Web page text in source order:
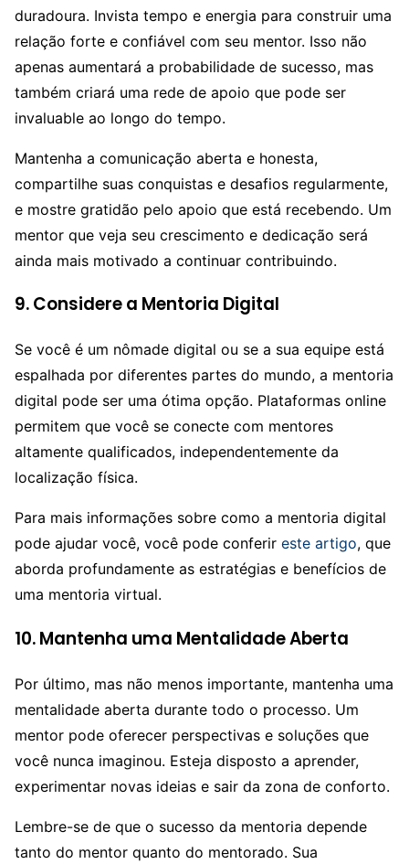
duradoura. Invista tempo e energia para construir uma
relação forte e confiável com seu mentor. Isso não
apenas aumentará a probabilidade de sucesso, mas
também criará uma rede de apoio que pode ser
invaluable ao longo do tempo.
Mantenha a comunicação aberta e honesta,
compartilhe suas conquistas e desafios regularmente,
e mostre gratidão pelo apoio que está recebendo. Um
mentor que veja seu crescimento e dedicação será
ainda mais motivado a continuar contribuindo.
9. Considere a Mentoria Digital
Se você é um nômade digital ou se a sua equipe está
espalhada por diferentes partes do mundo, a mentoria
digital pode ser uma ótima opção. Plataformas online
permitem que você se conecte com mentores
altamente qualificados, independentemente da
localização física.
Para mais informações sobre como a mentoria digital
pode ajudar você, você pode conferir este artigo, que
aborda profundamente as estratégias e benefícios de
uma mentoria virtual.
10. Mantenha uma Mentalidade Aberta
Por último, mas não menos importante, mantenha uma
mentalidade aberta durante todo o processo. Um
mentor pode oferecer perspectivas e soluções que
você nunca imaginou. Esteja disposto a aprender,
experimentar novas ideias e sair da zona de conforto.
Lembre-se de que o sucesso da mentoria depende
tanto do mentor quanto do mentorado. Sua